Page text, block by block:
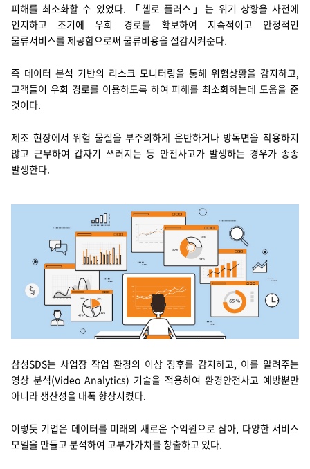
피해를 최소화할 수 있었다. 「첼로 플러스」는 위기 상황을 사전에
인지하고 조기에 우회 경로를 확보하여 지속적이고 안정적인
물류서비스를 제공함으로써 물류비용을 절감시켜준다.
즉 데이터 분석 기반의 리스크 모니터링을 통해 위험상황을 감지하고,
고객들이 우회 경로를 이용하도록 하여 피해를 최소화하는데 도움을 준
것이다.
제조 현장에서 위험 물질을 부주의하게 운반하거나 방독면을 착용하지
않고 근무하여 갑자기 쓰러지는 등 안전사고가 발생하는 경우가 종종
발생한다.
삼성SDS는 사업장 작업 환경의 이상 징후를 감지하고, 이를 알려주는
영상 분석(Video Analytics) 기술을 적용하여 환경안전사고 예방뿐만
아니라 생산성을 대폭 향상시켰다.
이렇듯 기업은 데이터를 미래의 새로운 수익원으로 삼아, 다양한 서비스
모델을 만들고 분석하여 고부가가치를 창출하고 있다.